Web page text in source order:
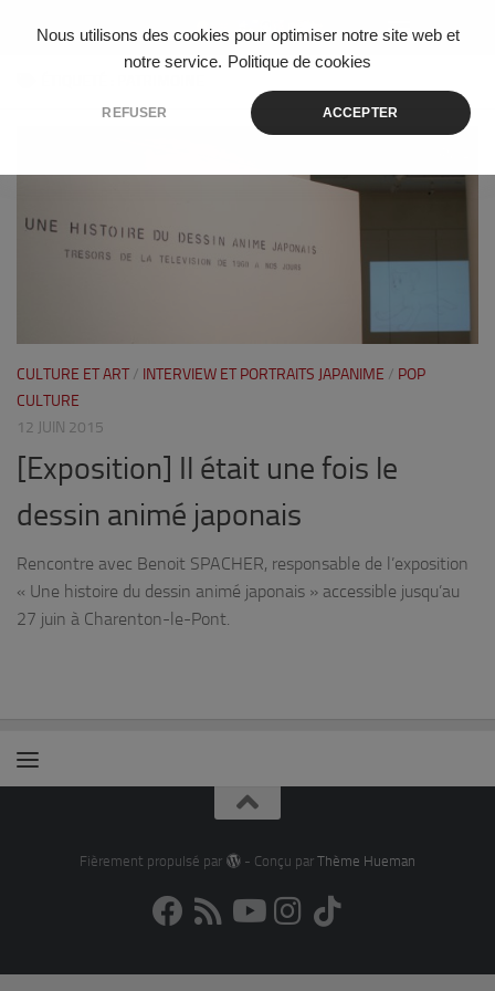
Nous utilisons des cookies pour optimiser notre site web et
notre service. Politique de cookies
REFUSER ACCEPTER
Skip to content
CULTURE ET ART / INTERVIEW ET PORTRAITS JAPANIME / POP
CULTURE
12 JUIN 2015
[Exposition] Il était une fois le
dessin animé japonais
Rencontre avec Benoit SPACHER, responsable de l’exposition
« Une histoire du dessin animé japonais » accessible jusqu’au
27 juin à Charenton-le-Pont.
Fièrement propulsé par - Conçu par Thème Hueman